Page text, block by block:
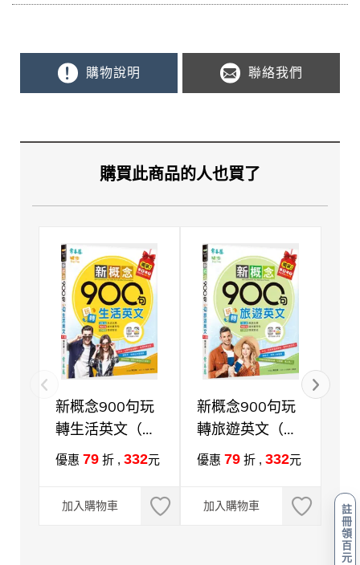
註
冊
領
百
元
購物說明 聯絡我們
購買此商品的人也買了
新概念900句玩
轉生活英文（附
QR Code音檔，
書）
優惠 79 折 , 332元
加入購物車
新概念900句玩
轉旅遊英文（附
QR Code音檔，
書）
優惠 79 折 , 332元
加入購物車
藤
書
加